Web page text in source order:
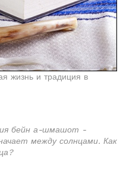
жизнь и традиция в
бейн а-шмашот -
между солнцами. Как